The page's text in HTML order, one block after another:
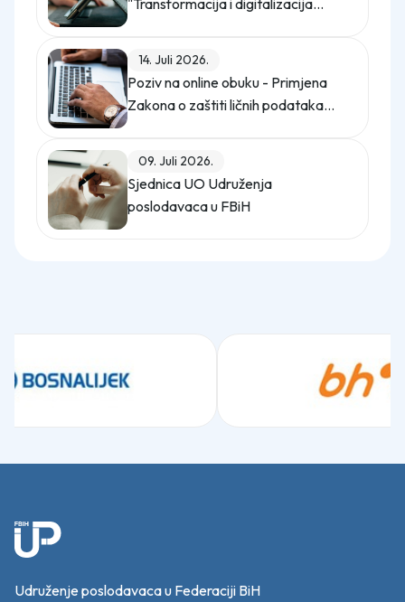
"Transformacija i digitalizacija
14. Juli 2026.
Poziv na online obuku - Primjena
Zakona o zaštiti ličnih podataka
09. Juli 2026.
Sjednica UO Udruženja
poslodavaca u FBiH
Udruženje poslodavaca u Federaciji BiH